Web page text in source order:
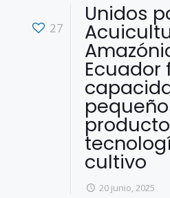
27
Unidos
Ecuador
cultivo
20 junio, 2025